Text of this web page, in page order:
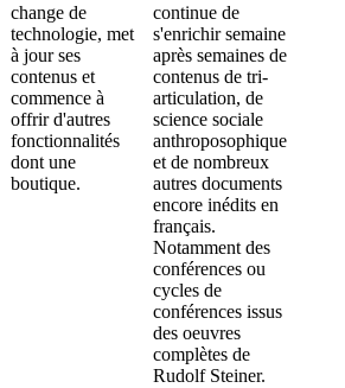
change de
technologie, met
à jour ses
contenus et
commence à
offrir d'autres
fonctionnalités
dont une
boutique.
continue de
s'enrichir semaine
après semaines de
contenus de tri-
articulation, de
science sociale
anthroposophique
et de nombreux
autres documents
encore inédits en
français.
Notamment des
conférences ou
cycles de
conférences issus
des oeuvres
complètes de
Rudolf Steiner.